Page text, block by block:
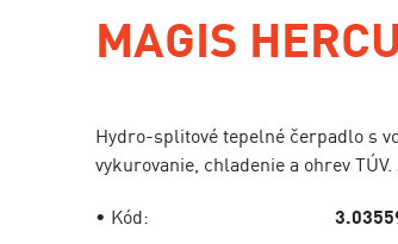
MAGIS
Hydro-splitové tepelné čerpadlo s
vykurovanie, chladenie a ohrev
• Kód: